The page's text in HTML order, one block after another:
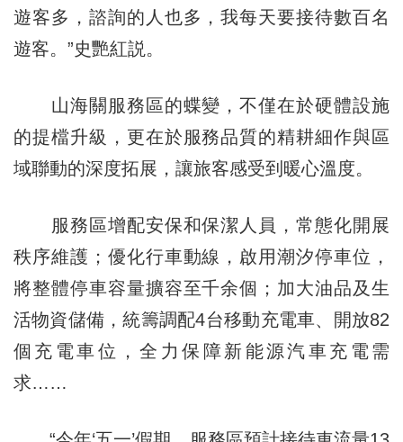
遊客多，諮詢的人也多，我每天要接待數百名
遊客。”史艷紅説。
山海關服務區的蝶變，不僅在於硬體設施
的提檔升級，更在於服務品質的精耕細作與區
域聯動的深度拓展，讓旅客感受到暖心溫度。
服務區增配安保和保潔人員，常態化開展
秩序維護；優化行車動線，啟用潮汐停車位，
將整體停車容量擴容至千余個；加大油品及生
活物資儲備，統籌調配4台移動充電車、開放82
個充電車位，全力保障新能源汽車充電需
求……